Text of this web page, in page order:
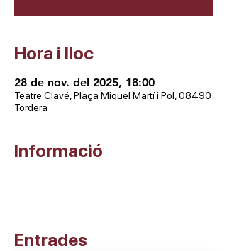
Hora i lloc
28 de nov. del 2025, 18:00
Teatre Clavé, Plaça Miquel Martí i Pol, 08490
Tordera
Informació
Entrades